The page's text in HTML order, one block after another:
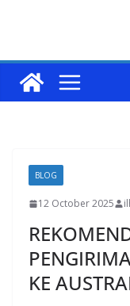
BLOG
12 October 2025
KE